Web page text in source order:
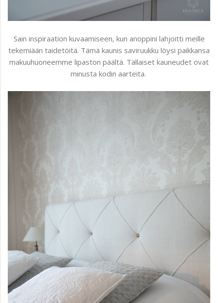
Sain inspiraation kuvaamiseen, kun anoppini lahjoitti meille
tekemiään taidetöitä. Tämä kaunis saviruukku löysi paikkansa
makuuhuoneemme lipaston päältä. Tällaiset kauneudet ovat
minusta kodin aarteita.